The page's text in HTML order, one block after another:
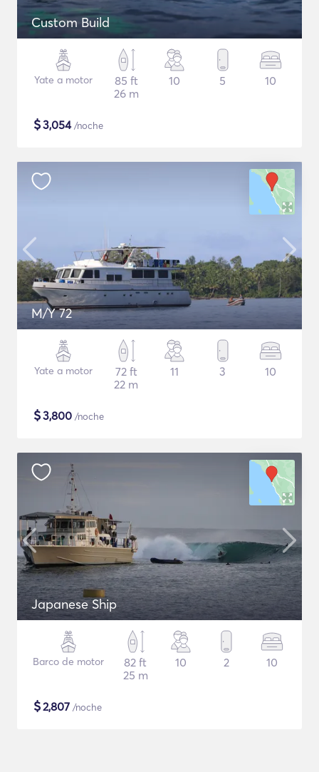
Custom Build
Yate a motor
85 ft
26 m
10 5 10
$3,054/noche
M/Y 72
Yate a motor
72 ft
22 m
11 3 10
$3,800 /noche
Japanese Ship
Barco de motor
82 ft
25 m
10 2 10
$2,807 /noche